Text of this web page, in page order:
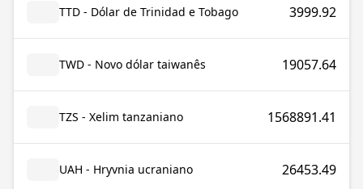
TTD - Dólar de Trinidad e Tobago 3999.92
TWD - Novo dólar taiwanês 19057.64
TZS - Xelim tanzaniano 1568891.41
UAH - Hryvnia ucraniano 26453.49